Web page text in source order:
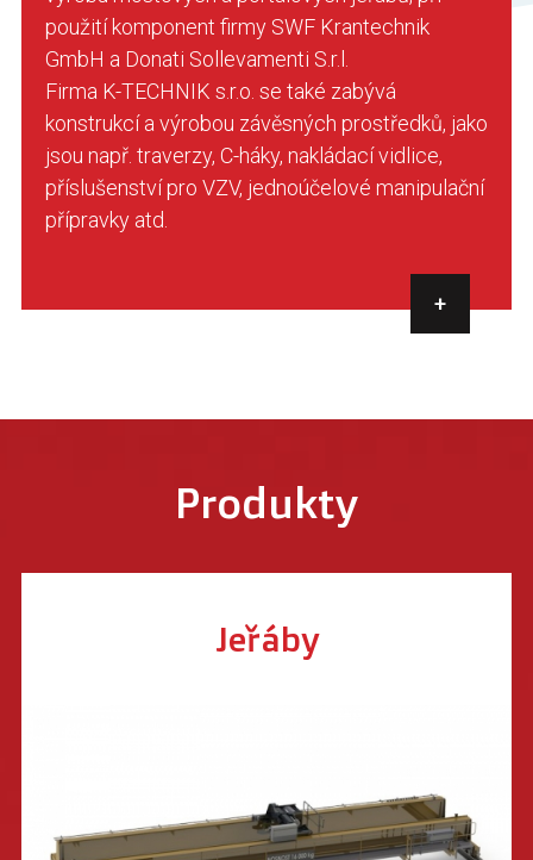
použití komponent firmy SWF Krantechnik
GmbH a Donati Sollevamenti S.r.l.
Firma K-TECHNIK s.r.o. se také zabývá
konstrukcí a výrobou závěsných prostředků, jako
jsou např. traverzy, C-háky, nakládací vidlice,
příslušenství pro VZV, jednoúčelové manipulační
přípravky atd.
+
Produkty
Jeřáby